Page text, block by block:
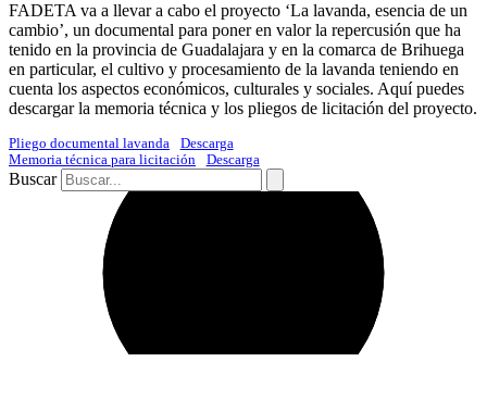
FADETA va a llevar a cabo el proyecto ‘La lavanda, esencia de un
cambio’, un documental para poner en valor la repercusión que ha
tenido en la provincia de Guadalajara y en la comarca de Brihuega
en particular, el cultivo y procesamiento de la lavanda teniendo en
cuenta los aspectos económicos, culturales y sociales. Aquí puedes
descargar la memoria técnica y los pliegos de licitación del proyecto.
Pliego documental lavanda
Descarga
Memoria técnica para licitación
Descarga
Buscar